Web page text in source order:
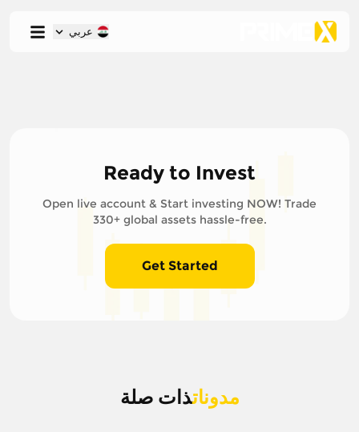
عربي
Ready to Invest
Open live account & Start investing NOW! Trade
330+ global assets hassle-free.
Get Started
مدوناتذات صلة